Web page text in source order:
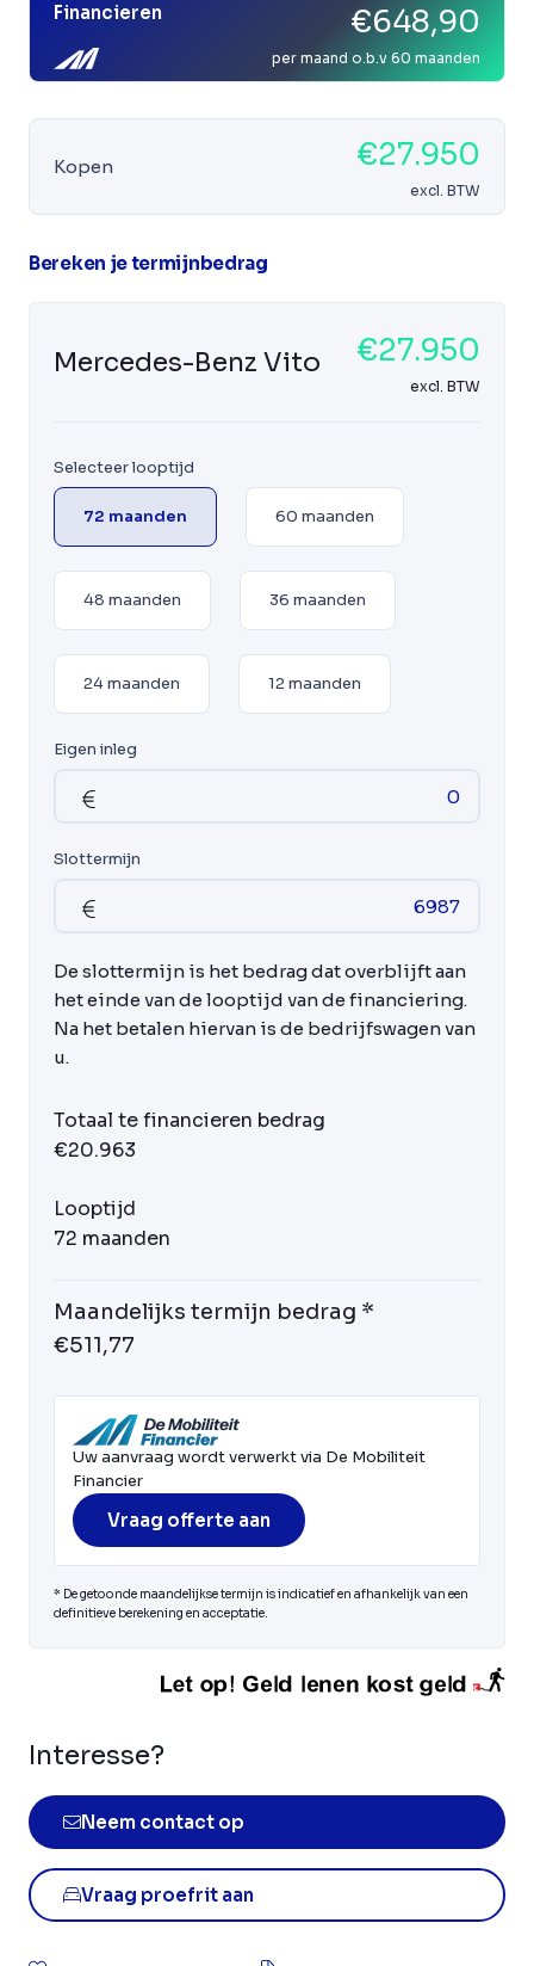
Financieren €648,90
per maand o.b.v 60 maanden
Kopen €27.950
excl. BTW
Bereken je termijnbedrag
Mercedes-Benz Vito €27.950
excl. BTW
Selecteer looptijd
72 maanden 60 maanden
48 maanden 36 maanden
24 maanden 12 maanden
Eigen inleg
Slottermijn
De slottermijn is het bedrag dat overblijft aan
het einde van de looptijd van de financiering.
Na het betalen hiervan is de bedrijfswagen van
u.
Totaal te financieren bedrag
€20.963
Looptijd
72 maanden
Maandelijks termijn bedrag *
€511,77
Uw aanvraag wordt verwerkt via De Mobiliteit
Financier
Vraag offerte aan
* De getoonde maandelijkse termijn is indicatief en afhankelijk van een
definitieve berekening en acceptatie.
Interesse?
Neem contact op
Vraag proefrit aan